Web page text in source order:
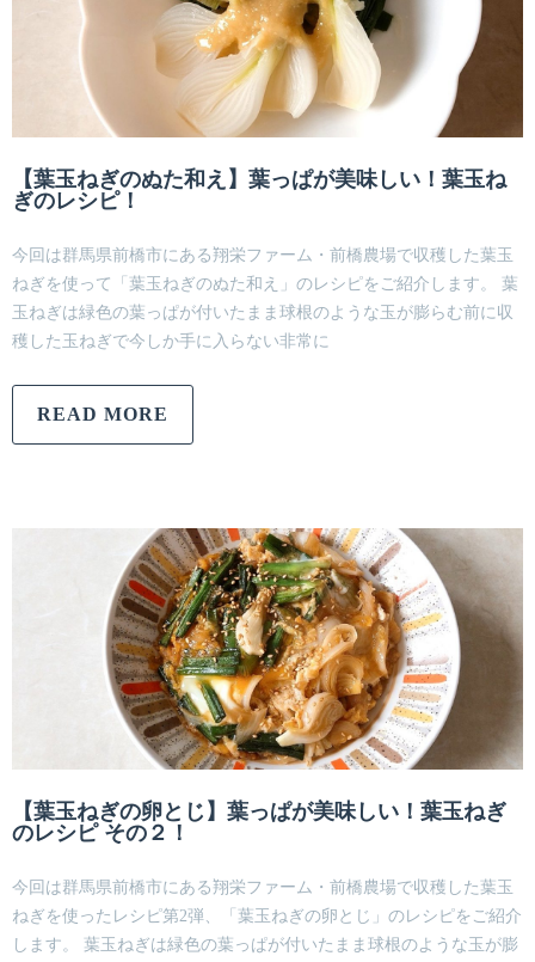
【葉玉ねぎのぬた和え】葉っぱが美味しい！葉玉ね
ぎのレシピ！
今回は群馬県前橋市にある翔栄ファーム・前橋農場で収穫した葉玉
ねぎを使って「葉玉ねぎのぬた和え」のレシピをご紹介します。 葉
玉ねぎは緑色の葉っぱが付いたまま球根のような玉が膨らむ前に収
穫した玉ねぎで今しか手に入らない非常に
READ MORE
【葉玉ねぎの卵とじ】葉っぱが美味しい！葉玉ねぎ
のレシピ その２！
今回は群馬県前橋市にある翔栄ファーム・前橋農場で収穫した葉玉
ねぎを使ったレシピ第2弾、「葉玉ねぎの卵とじ」のレシピをご紹介
します。 葉玉ねぎは緑色の葉っぱが付いたまま球根のような玉が膨